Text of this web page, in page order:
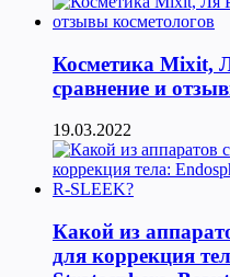
Косметика Мixit,
сравнение и
19.03.2022
Какой из
для коррекция